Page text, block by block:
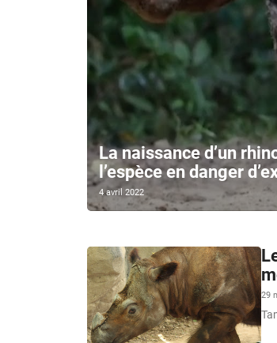
La naissance d’un
l’espèce en danger
4 avril 2022
29